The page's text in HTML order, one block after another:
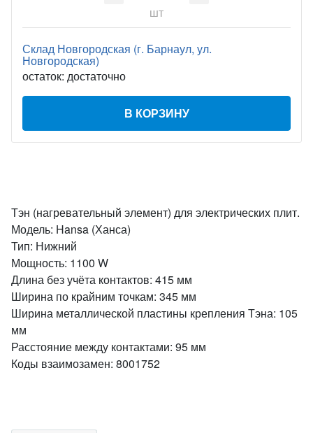
шт
Склад Новгородская (г. Барнаул, ул.
Новгородская)
остаток: достаточно
В КОРЗИНУ
Тэн (нагревательный элемент) для электрических плит.
Модель: Hansa (Ханса)
Тип: Нижний
Мощность: 1100 W
Длина без учёта контактов: 415 мм
Ширина по крайним точкам: 345 мм
Ширина металлической пластины крепления Тэна: 105
мм
Расстояние между контактами: 95 мм
Коды взаимозамен: 8001752